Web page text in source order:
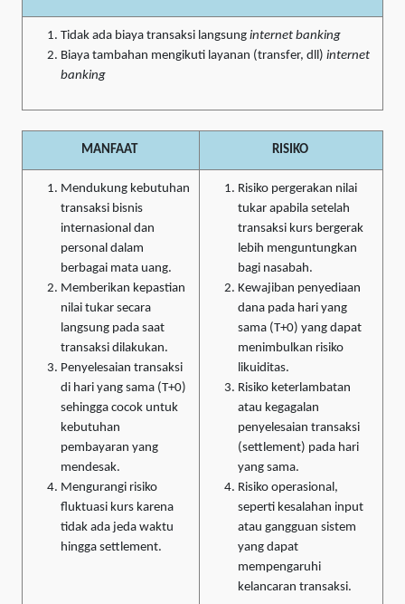
Tidak ada biaya transaksi langsung internet banking
Biaya tambahan mengikuti layanan (transfer, dll) internet
banking
MANFAAT RISIKO
Mendukung kebutuhan
transaksi bisnis
internasional dan
personal dalam
berbagai mata uang.
Memberikan kepastian
nilai tukar secara
langsung pada saat
transaksi dilakukan.
Penyelesaian transaksi
di hari yang sama (T+0)
sehingga cocok untuk
kebutuhan
pembayaran yang
mendesak.
Mengurangi risiko
fluktuasi kurs karena
tidak ada jeda waktu
hingga settlement.
Risiko pergerakan nilai
tukar apabila setelah
transaksi kurs bergerak
lebih menguntungkan
bagi nasabah.
Kewajiban penyediaan
dana pada hari yang
sama (T+0) yang dapat
menimbulkan risiko
likuiditas.
Risiko keterlambatan
atau kegagalan
penyelesaian transaksi
(settlement) pada hari
yang sama.
Risiko operasional,
seperti kesalahan input
atau gangguan sistem
yang dapat
mempengaruhi
kelancaran transaksi.